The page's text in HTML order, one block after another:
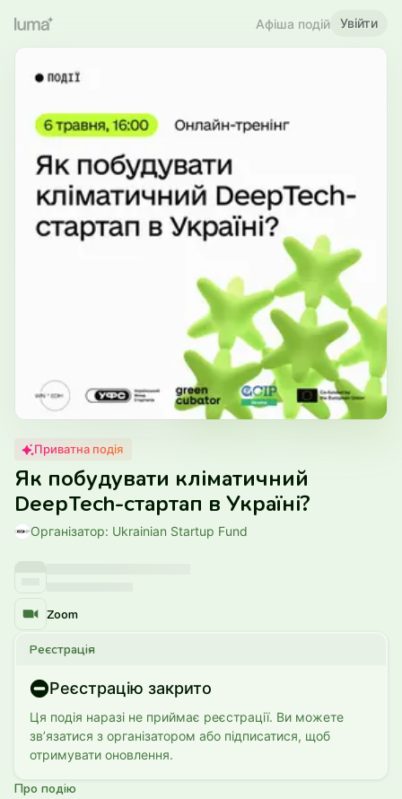
Афіша подій Увійти
Приватна подія
Як побудувати кліматичний
DeepTech-стартап в Україні?
Організатор: Ukrainian Startup Fund
Zoom
Реєстрація
Реєстрацію закрито
Ця подія наразі не приймає реєстрації. Ви можете
звʼязатися з організатором або підписатися, щоб
отримувати оновлення.
Про подію